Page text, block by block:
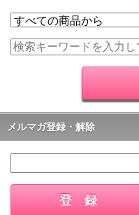
メルマガ登録・解除